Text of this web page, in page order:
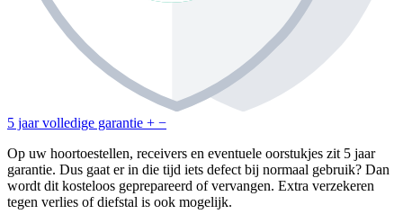
5 jaar volledige garantie + −
Op uw hoortoestellen, receivers en eventuele oorstukjes zit 5 jaar
garantie. Dus gaat er in die tijd iets defect bij normaal gebruik? Dan
wordt dit kosteloos geprepareerd of vervangen. Extra verzekeren
tegen verlies of diefstal is ook mogelijk.